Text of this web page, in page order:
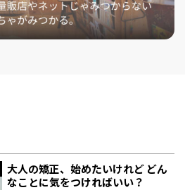
大人の矯正、始めたいけれど どん
なことに気をつければいい？